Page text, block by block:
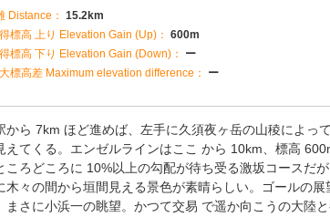
Distance： 15.2km
標高 上り Elevation Gain (Up)： 600m
標高 下り Elevation Gain (Down)：
ー
標高差 Maximum elevation difference：
ー
から 7km ほど進めば、左手に久須夜ヶ岳の山稜によっ
えてくる。エンゼルラインはここ から 10km、標高
ころどころに 10%以上の勾配が待ち受る激坂コースだ
木々の間から垣間見える景色が素晴らしい。ゴールの展
まさに小浜一の眺望。かつて交易 で遥か向こうの大陸